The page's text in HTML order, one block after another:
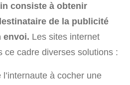
consiste à obtenir
de la publicité
envoi. Les sites internet
ce cadre diverses solutions :
l’internaute à cocher une